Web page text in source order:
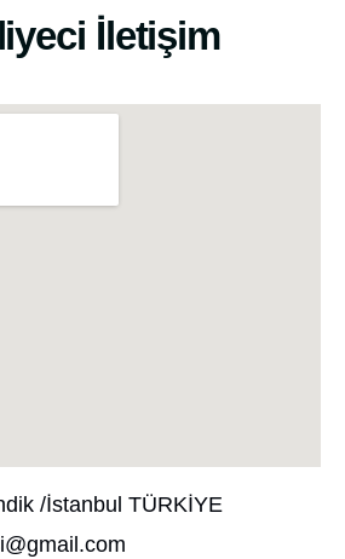
İletişim
/İstanbul TÜRKİYE